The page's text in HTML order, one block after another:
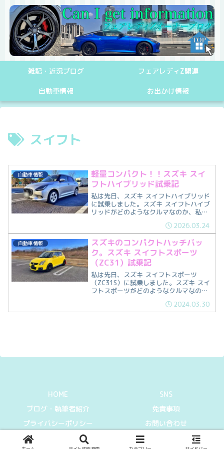
雑記・近況ブログ フェアレディZ関連
自動車情報 お出かけ情報
スイフト
自動車情報
軽量コンパクト！！スズキ スイ
フトハイブリッド試乗記
私は先日、スズキ スイフトハイブリッド
に試乗しました。スズキ スイフトハイブ
リッドがどのようなクルマなのか、私の
2026.03.24
自動車情報
スズキのコンパクトハッチバッ
ク。スズキ スイフトスポーツ
（ZC31）試乗記
私は先日、スズキ スイフトスポーツ
（ZC31S）に試乗しました。スズキ スイ
フトスポーツがどのようなクルマなの
2024.03.30
HOME
SNS
ブログ・執筆者紹介
免責事項
プライバシーポリシー
お問い合わせ
© 2021-2026 Can I get information.